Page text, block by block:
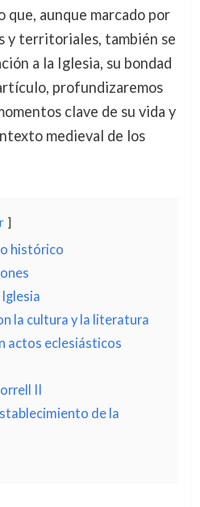
que, aunque marcado por
y territoriales, también se
a la Iglesia, su bondad
profundizaremos
clave de su vida y
medieval de los
histórico
la cultura y la literatura
actos eclesiásticos
II
de la